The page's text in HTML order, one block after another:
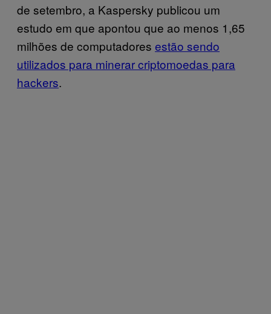
de setembro, a Kaspersky publicou um
estudo em que apontou que ao menos 1,65
milhões de computadores estão sendo
utilizados para minerar criptomoedas para
hackers.